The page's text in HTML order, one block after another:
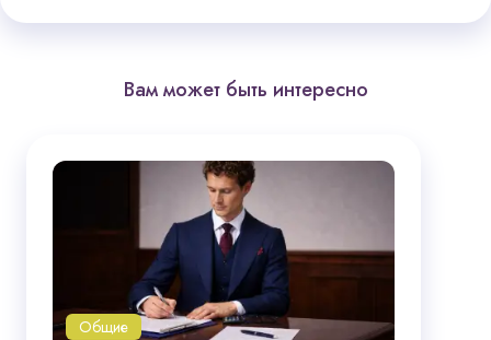
Вам может быть интересно
Общие